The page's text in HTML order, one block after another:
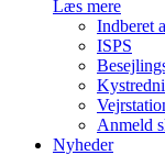
Læs mere
Indberet
ISPS
Anmeld
Nyheder